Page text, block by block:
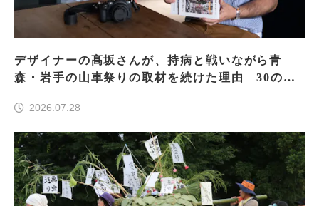
デザイナーの髙坂さんが、持病と戦いながら青
森・岩手の山車祭りの取材を続けた理由 30の山
2026.07.28